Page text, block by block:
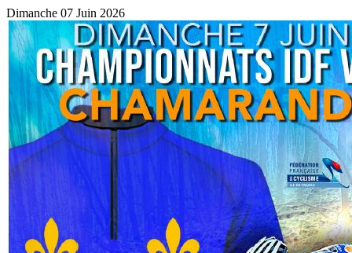
Dimanche 07 Juin 2026